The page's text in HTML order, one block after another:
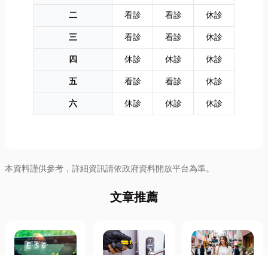
二
看診 看診
休診
三
看診 看診
休診
四
休診 休診
休診
五
看診 看診
休診
六
休診 休診 休診
本資料謹供參考，詳細資訊請依政府資料開放平台為準。
文章推薦